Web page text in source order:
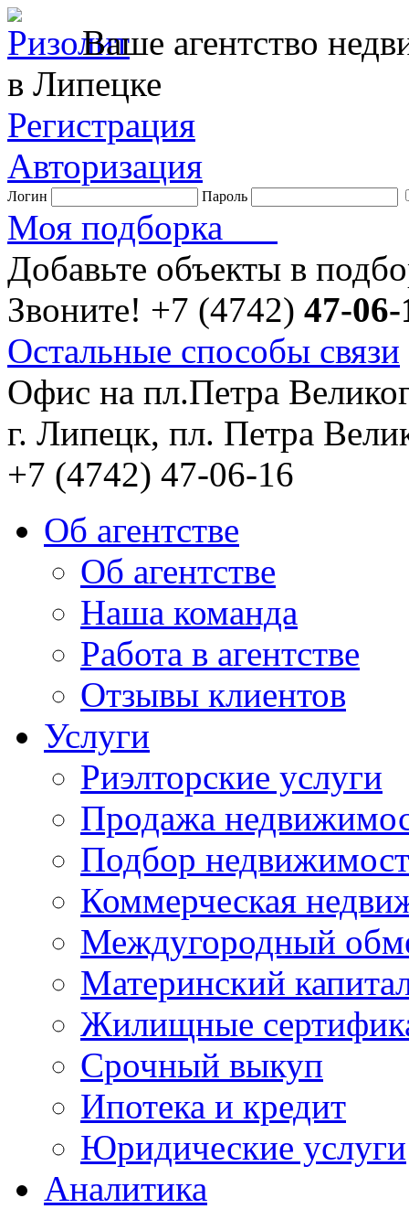
Ваше агентство
в Липецке
Регистрация
Авторизация
Логин Пароль
Моя подборка
Добавьте объекты в
Звоните! +7 (4742) 47-06-
Остальные способы связи
Офис на пл.Петра
г. Липецк, пл. Петра
+7 (4742) 47-06-16
Об агентстве
Об агентстве
Наша команда
Работа в агентстве
Отзывы клиентов
Услуги
Риэлторские услуги
Продажа
Подбор
Коммерческая
Междугородный
Материнский
Жилищные
Срочный выкуп
Ипотека и кредит
Юридические услуги
Аналитика